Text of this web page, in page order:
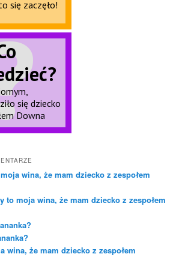
wina, że mam dziecko z zespołem
to moja wina, że mam dziecko z zespołem
wina, że mam dziecko z zespołem